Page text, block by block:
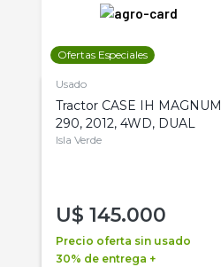
Ofertas Especiales
Usado
Tractor CASE IH MAGNUM
290, 2012, 4WD, DUAL
Isla Verde
U$ 145.000
Precio oferta sin usado
30% de entrega +